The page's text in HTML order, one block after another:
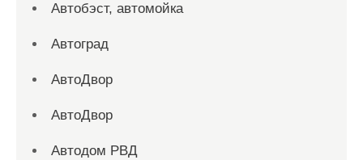
Автобэст, автомойка
Автоград
АвтоДвор
АвтоДвор
Автодом РВД